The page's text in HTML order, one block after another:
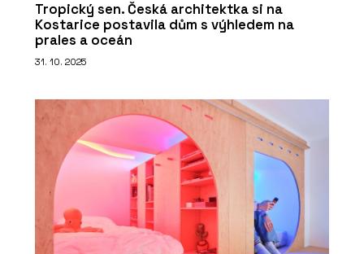
Tropický sen. Česká architektka si na
Kostarice postavila dům s výhledem na
prales a oceán
31. 10. 2025